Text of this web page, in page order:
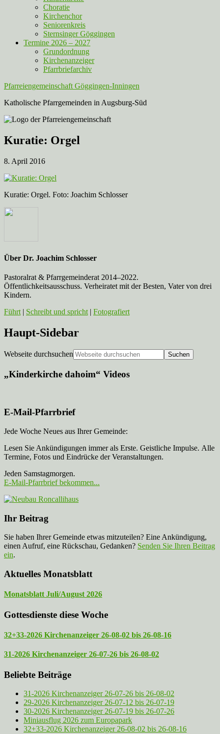
Choratie
Kirchenchor
Seniorenkreis
Sternsinger Göggingen
Termine 2026 – 2027
Grundordnung
Kirchenanzeiger
Pfarrbriefarchiv
Pfarreiengemeinschaft Göggingen-Inningen
Katholische Pfarrgemeinden in Augsburg-Süd
Kuratie: Orgel
8. April 2016
Kuratie: Orgel. Foto: Joachim Schlosser
Über Dr. Joachim Schlosser
Pastoralrat & Pfarrgemeinderat 2014–2022.
Öffentlichkeitsausschuss. Verheiratet mit der Besten, Vater von drei
Kindern.
Führt | Schreibt und spricht | Fotografiert
Haupt-Sidebar
Webseite durchsuchen
„Kinderkirche dahoim“ Videos
E-Mail-Pfarrbrief
Jede Woche Neues aus Ihrer Gemeinde:
Lesen Sie Ankündigungen immer als Erste. Geistliche Impulse. Alle
Termine, Fotos und Eindrücke der Veranstaltungen.
Jeden Samstagmorgen.
E-Mail-Pfarrbrief bekommen...
Ihr Beitrag
Sie haben Ihrer Gemeinde etwas mitzuteilen? Eine Ankündigung,
einen Aufruf, eine Rückschau, Gedanken? Senden Sie Ihren Beitrag
ein.
Aktuelles Monatsblatt
Monatsblatt Juli/August 2026
Gottesdienste diese Woche
32+33-2026 Kirchenanzeiger 26-08-02 bis 26-08-16
31-2026 Kirchenanzeiger 26-07-26 bis 26-08-02
Beliebte Beiträge
31-2026 Kirchenanzeiger 26-07-26 bis 26-08-02
29-2026 Kirchenanzeiger 26-07-12 bis 26-07-19
30-2026 Kirchenanzeiger 26-07-19 bis 26-07-26
Miniausflug 2026 zum Europapark
32+33-2026 Kirchenanzeiger 26-08-02 bis 26-08-16